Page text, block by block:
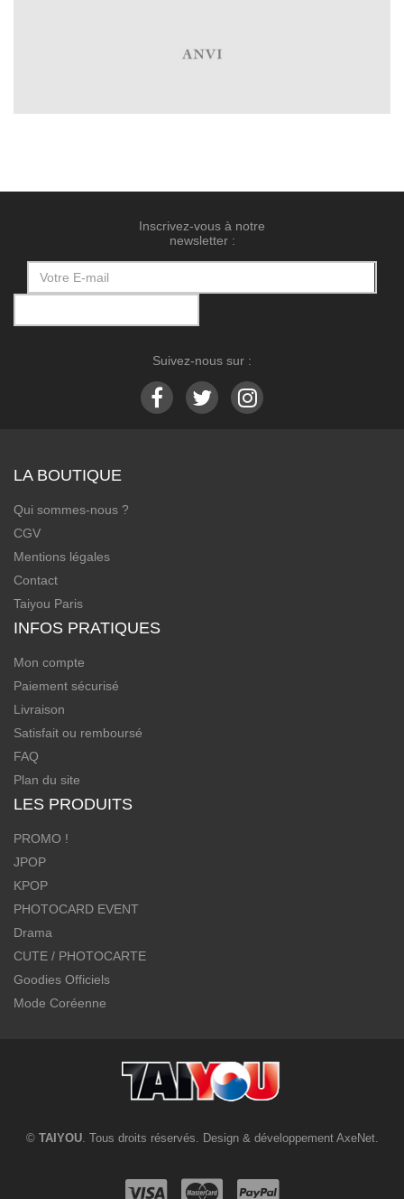
Inscrivez-vous à notre
newsletter :
Suivez-nous sur :
LA BOUTIQUE
Qui sommes-nous ?
CGV
Mentions légales
Contact
Taiyou Paris
INFOS PRATIQUES
Mon compte
Paiement sécurisé
Livraison
Satisfait ou remboursé
FAQ
Plan du site
LES PRODUITS
PROMO !
JPOP
KPOP
PHOTOCARD EVENT
Drama
CUTE / PHOTOCARTE
Goodies Officiels
Mode Coréenne
© TAIYOU. Tous droits réservés. Design & développement AxeNet.